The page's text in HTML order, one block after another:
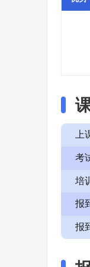
上
考
培
报
报